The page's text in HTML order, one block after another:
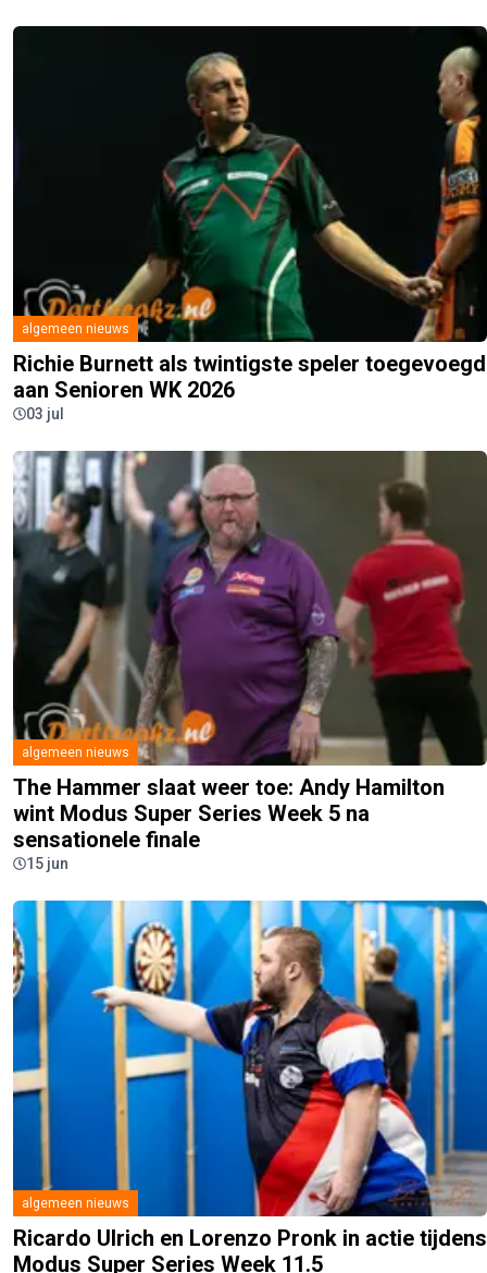
algemeen nieuws
Richie Burnett als twintigste speler toegevoegd
aan Senioren WK 2026
03 jul
algemeen nieuws
The Hammer slaat weer toe: Andy Hamilton
wint Modus Super Series Week 5 na
sensationele finale
15 jun
algemeen nieuws
Ricardo Ulrich en Lorenzo Pronk in actie tijdens
Modus Super Series Week 11.5